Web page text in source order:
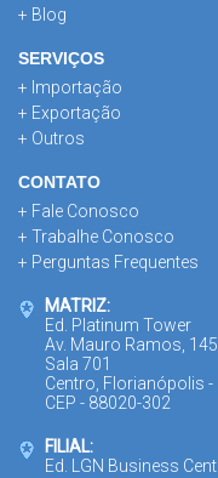
+ Blog
SERVIÇOS
+ Importação
+ Exportação
+ Outros
CONTATO
+ Fale Conosco
+ Trabalhe Conosco
+ Perguntas Frequentes
MATRIZ:
Ed. Platinum Tower
Av. Mauro Ramos,
Sala 701
Centro, Florianópolis -
CEP - 88020-302
FILIAL:
Ed. LGN Business